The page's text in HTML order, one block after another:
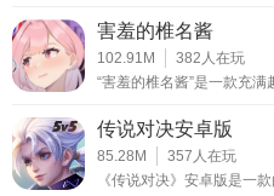
害羞的椎名酱
102.91M 382 人在玩
“害羞的椎名酱”是一款充满
传说对决安卓版
85.28M 357 人在玩
《传说对决》安卓版是一